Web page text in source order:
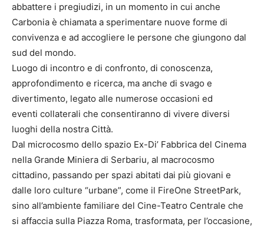
abbattere i pregiudizi, in un momento in cui anche
Carbonia è chiamata a sperimentare nuove forme di
convivenza e ad accogliere le persone che giungono dal
sud del mondo.
Luogo di incontro e di confronto, di conoscenza,
approfondimento e ricerca, ma anche di svago e
divertimento, legato alle numerose occasioni ed
eventi collaterali che consentiranno di vivere diversi
luoghi della nostra Città.
Dal microcosmo dello spazio Ex-Di’ Fabbrica del Cinema
nella Grande Miniera di Serbariu, al macrocosmo
cittadino, passando per spazi abitati dai più giovani e
dalle loro culture “urbane”, come il FireOne StreetPark,
sino all’ambiente familiare del Cine-Teatro Centrale che
si affaccia sulla Piazza Roma, trasformata, per l’occasione,